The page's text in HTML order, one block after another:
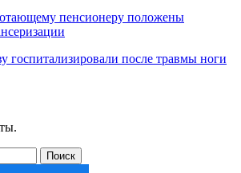
пенсионеру положены
госпитализировали после травмы ноги